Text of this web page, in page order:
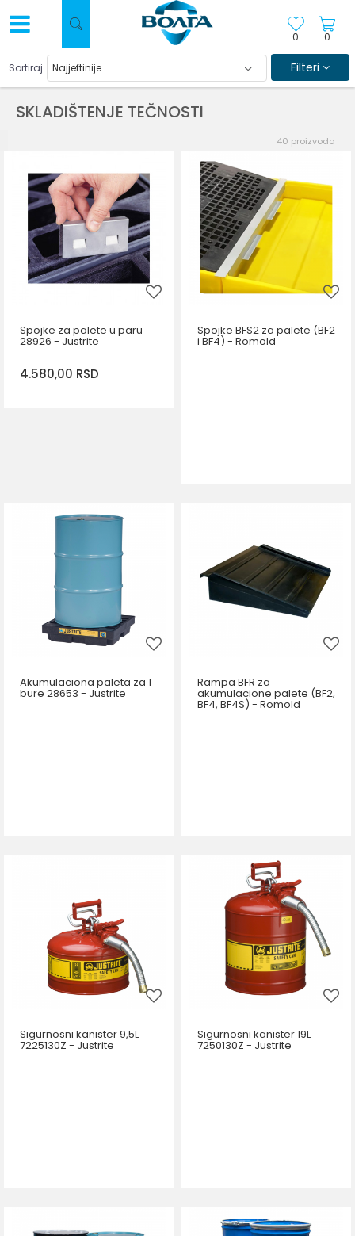
0
0
SKLADIŠTENJE TEČNOSTI
Sortiraj Filteri
40 proizvoda
Spojke za palete u paru
28926 - Justrite
4.580,00 RSD
Spojke BFS2 za palete (BF2
i BF4) - Romold
Akumulaciona paleta za 1
bure 28653 - Justrite
Rampa BFR za
akumulacione palete (BF2,
BF4, BF4S) - Romold
Sigurnosni kanister 9,5L
7225130Z - Justrite
Sigurnosni kanister 19L
7250130Z - Justrite